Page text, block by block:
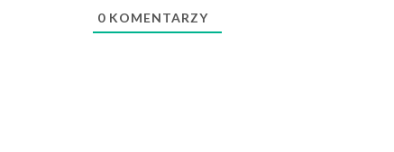
0KOMENTARZY